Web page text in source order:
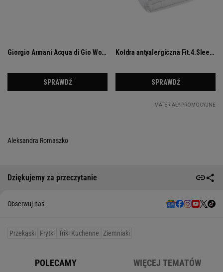
Aleksandra Romaszko
Dziękujemy za przeczytanie
Obserwuj nas
Przekąski Frytki Triki Kuchenne Ziemniaki
POLECAMY WIĘCEJ TEMATÓW